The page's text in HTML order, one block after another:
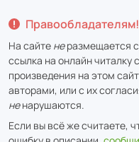
Правообладателям!
На сайте неразмещается
ссылка на онлайн читалку
произведения на этом
авторами, или с их
ненарушаются.
Если вы всё же считаете,